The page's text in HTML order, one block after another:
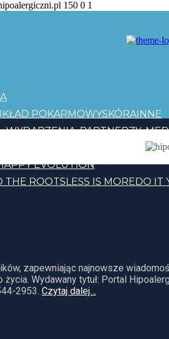
150 0 1
POKARMOWYSKÓRAINNE
WYDARZENIA PARTNERZY
EVOLUTION
THE ROOTSLESS IS MOREDO IT
zapewniając najnowsze
Wydawany tytuł: Portal
2953. Czytaj dalej…